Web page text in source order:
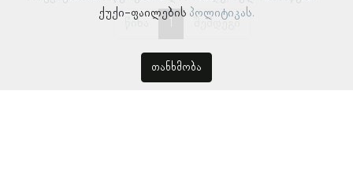
წინა
შემდეგი
ქუქი-ფაილების პოლიტიკას.
თანხმობა